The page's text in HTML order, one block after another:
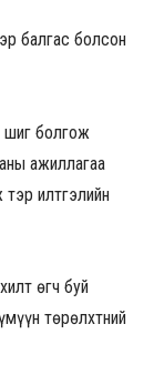
балгас болсон
шиг болгож
ажиллагаа
илтгэлийн
өгч буй
төрөлхтний